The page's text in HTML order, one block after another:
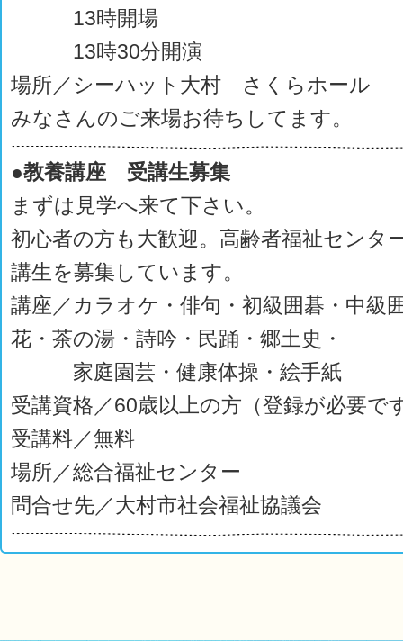
13時開場
13時30分開演
場所／シーハット大村 さくらホール
みなさんのご来場お待ちしてます。
●教養講座 受講生募集
まずは見学へ来て下さい。
初心者の方も大歓迎。高齢者福祉センタ
講生を募集しています。
講座／カラオケ・俳句・初級囲碁・中級
花・茶の湯・詩吟・民踊・郷土史・
家庭園芸・健康体操・絵手紙
受講資格／60歳以上の方（登録が必要で
受講料／無料
場所／総合福祉センター
問合せ先／大村市社会福祉協議会